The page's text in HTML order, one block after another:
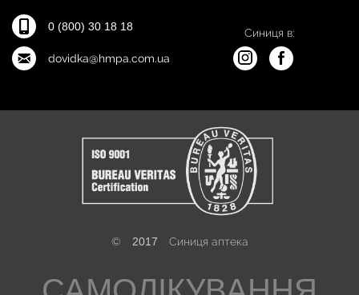
0 (800) 30 18 18
dovidka@hmpa.com.ua
Синиця в:
© 2017 Синиця аптека